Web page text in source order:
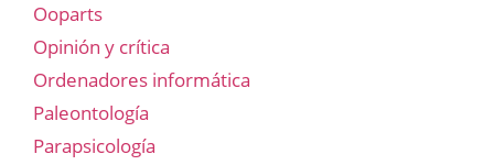
Ooparts
Opinión y crítica
Ordenadores informática
Paleontología
Parapsicología